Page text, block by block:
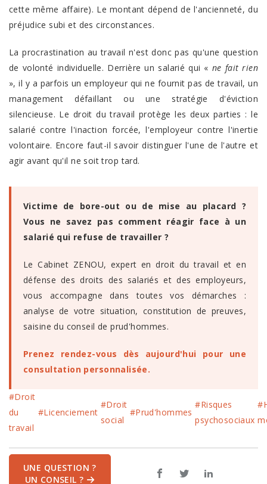
cette même affaire). Le montant dépend de l'ancienneté, du
préjudice subi et des circonstances.
La procrastination au travail n'est donc pas qu'une question
de volonté individuelle. Derrière un salarié qui « ne fait rien
», il y a parfois un employeur qui ne fournit pas de travail, un
management défaillant ou une stratégie d'éviction
silencieuse. Le droit du travail protège les deux parties : le
salarié contre l'inaction forcée, l'employeur contre l'inertie
volontaire. Encore faut-il savoir distinguer l'une de l'autre et
agir avant qu'il ne soit trop tard.
Victime de bore-out ou de mise au placard ?
Vous ne savez pas comment réagir face à un
salarié qui refuse de travailler ?
Le Cabinet ZENOU, expert en droit du travail et en
défense des droits des salariés et des employeurs,
vous accompagne dans toutes vos démarches :
analyse de votre situation, constitution de preuves,
saisine du conseil de prud'hommes.
Prenez rendez-vous dès aujourd'hui pour une
consultation personnalisée.
#Droit
du
travail
#Licenciement
#Droit
social
#Prud'hommes
#Risques
psychosociaux
UNE QUESTION ?
UN CONSEIL ?